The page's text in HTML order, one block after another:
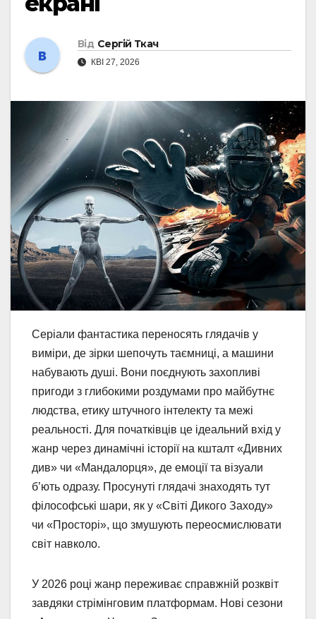
Від Сергій Ткач
КВІ 27, 2026
Серіали фантастика переносять глядачів у
виміри, де зірки шепочуть таємниці, а машини
набувають душі. Вони поєднують захопливі
пригоди з глибокими роздумами про майбутнє
людства, етику штучного інтелекту та межі
реальності. Для початківців це ідеальний вхід у
жанр через динамічні історії на кшталт «Дивних
див» чи «Мандалорця», де емоції та візуали
б’ють одразу. Просунуті глядачі знаходять тут
філософські шари, як у «Світі Дикого Заходу»
чи «Просторі», що змушують переосмислювати
світ навколо.
У 2026 році жанр переживає справжній розквіт
завдяки стрімінговим платформам. Нові сезони